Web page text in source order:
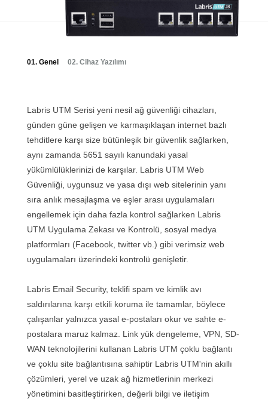
01. Genel 02. Cihaz Yazılımı
Labris UTM Serisi yeni nesil ağ güvenliği cihazları,
günden güne gelişen ve karmaşıklaşan internet bazlı
tehditlere karşı size bütünleşik bir güvenlik sağlarken,
aynı zamanda 5651 sayılı kanundaki yasal
yükümlülüklerinizi de karşılar. Labris UTM Web
Güvenliği, uygunsuz ve yasa dışı web sitelerinin yanı
sıra anlık mesajlaşma ve eşler arası uygulamaları
engellemek için daha fazla kontrol sağlarken Labris
UTM Uygulama Zekası ve Kontrolü, sosyal medya
platformları (Facebook, twitter vb.) gibi verimsiz web
uygulamaları üzerindeki kontrolü genişletir.
Labris Email Security, teklifi spam ve kimlik avı
saldırılarına karşı etkili koruma ile tamamlar, böylece
çalışanlar yalnızca yasal e-postaları okur ve sahte e-
postalara maruz kalmaz. Link yük dengeleme, VPN, SD-
WAN teknolojilerini kullanan Labris UTM çoklu bağlantı
ve çoklu site bağlantısına sahiptir Labris UTM'nin akıllı
çözümleri, yerel ve uzak ağ hizmetlerinin merkezi
yönetimini basitleştirirken, değerli bilgi ve iletişim